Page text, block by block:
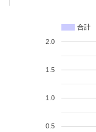
合計
0.5
1.0
1.5
2.0